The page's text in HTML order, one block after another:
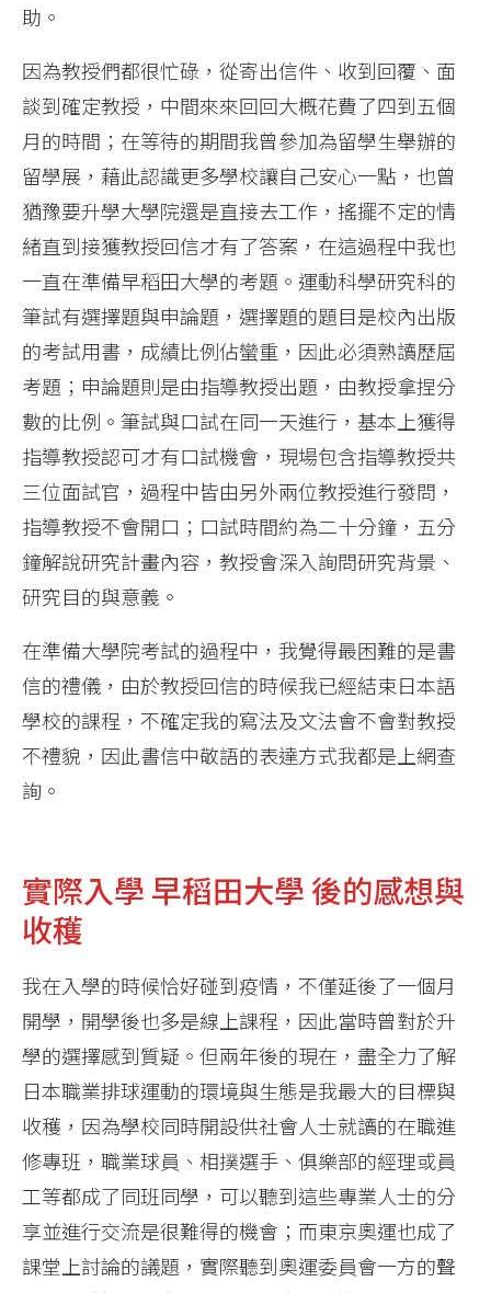
助。
因為教授們都很忙碌，從寄出信件、收到回覆、面
談到確定教授，中間來來回回大概花費了四到五個
月的時間；在等待的期間我曾參加為留學生舉辦的
留學展，藉此認識更多學校讓自己安心一點，也曾
猶豫要升學大學院還是直接去工作，搖擺不定的情
緒直到接獲教授回信才有了答案，在這過程中我也
一直在準備早稻田大學的考題。運動科學研究科的
筆試有選擇題與申論題，選擇題的題目是校內出版
的考試用書，成績比例佔蠻重，因此必須熟讀歷屆
考題；申論題則是由指導教授出題，由教授拿捏分
數的比例。筆試與口試在同一天進行，基本上獲得
指導教授認可才有口試機會，現場包含指導教授共
三位面試官，過程中皆由另外兩位教授進行發問，
指導教授不會開口；口試時間約為二十分鐘，五分
鐘解說研究計畫內容，教授會深入詢問研究背景、
研究目的與意義。
在準備大學院考試的過程中，我覺得最困難的是書
信的禮儀，由於教授回信的時候我已經結束日本語
學校的課程，不確定我的寫法及文法會不會對教授
不禮貌，因此書信中敬語的表達方式我都是上網查
詢。
實際入學 早稻田大學 後的感想與
收穫
我在入學的時候恰好碰到疫情，不僅延後了一個月
開學，開學後也多是線上課程，因此當時曾對於升
學的選擇感到質疑。但兩年後的現在，盡全力了解
日本職業排球運動的環境與生態是我最大的目標與
收穫，因為學校同時開設供社會人士就讀的在職進
修專班，職業球員、相撲選手、俱樂部的經理或員
工等都成了同班同學，可以聽到這些專業人士的分
享並進行交流是很難得的機會；而東京奧運也成了
課堂上討論的議題，實際聽到奧運委員會一方的聲